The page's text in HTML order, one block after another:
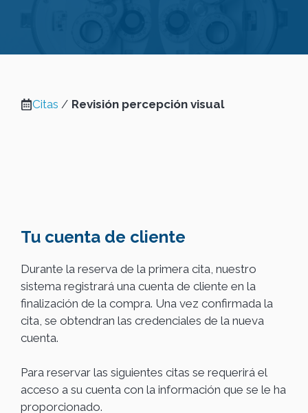
Citas / Revisión percepción visual
Tu cuenta de cliente
Durante la reserva de la primera cita, nuestro
sistema registrará una cuenta de cliente en la
finalización de la compra. Una vez confirmada la
cita, se obtendran las credenciales de la nueva
cuenta.
Para reservar las siguientes citas se requerirá el
acceso a su cuenta con la información que se le ha
proporcionado.